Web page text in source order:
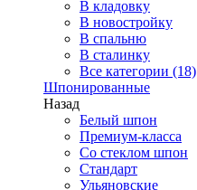
В кладовку
В новостройку
В спальню
В сталинку
Все категории (18)
Шпонированные
Назад
Белый шпон
Премиум-класса
Со стеклом шпон
Стандарт
Ульяновские